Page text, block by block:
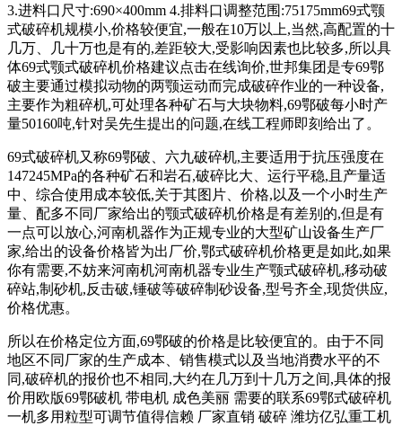
3.进料口尺寸:690×400mm 4.排料口调整范围:75175mm69式颚
式破碎机规模小,价格较便宜,一般在10万以上,当然,高配置的十
几万、几十万也是有的,差距较大,受影响因素也比较多,所以具
体69式颚式破碎机价格建议点击在线询价,世邦集团是专69鄂
破主要通过模拟动物的两颚运动而完成破碎作业的一种设备,
主要作为粗碎机,可处理各种矿石与大块物料,69鄂破每小时产
量50160吨,针对吴先生提出的问题,在线工程师即刻给出了。
69式破碎机又称69鄂破、六九破碎机,主要适用于抗压强度在
147245MPa的各种矿石和岩石,破碎比大、运行平稳,且产量适
中、综合使用成本较低,关于其图片、价格,以及一个小时生产
量、配多不同厂家给出的颚式破碎机价格是有差别的,但是有
一点可以放心,河南机器作为正规专业的大型矿山设备生产厂
家,给出的设备价格皆为出厂价,鄂式破碎机价格更是如此,如果
你有需要,不妨来河南机河南机器专业生产颚式破碎机,移动破
碎站,制砂机,反击破,锤破等破碎制砂设备,型号齐全,现货供应,
价格优惠。
所以在价格定位方面,69鄂破的价格是比较便宜的。由于不同
地区不同厂家的生产成本、销售模式以及当地消费水平的不
同,破碎机的报价也不相同,大约在几万到十几万之间,具体的报
价用欧版69鄂破机 带电机 成色美丽 需要的联系69鄂式破碎机
一机多用粒型可调节值得信赖 厂家直销 破碎 潍坊亿弘重工机